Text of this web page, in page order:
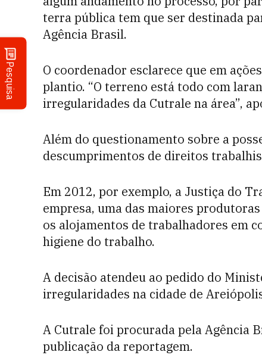
Pesquisa
terra pública tem que ser destinada
Agência Brasil.
O coordenador esclarece que em
plantio. “O terreno está todo com
irregularidades da Cutrale na área”,
Além do questionamento sobre a
descumprimentos de direitos
Em 2012, por exemplo, a Justiça do
empresa, uma das maiores
os alojamentos de trabalhadores em
higiene do trabalho.
A decisão atendeu ao pedido do
irregularidades na cidade de
A Cutrale foi procurada pela Agência
publicação da reportagem.